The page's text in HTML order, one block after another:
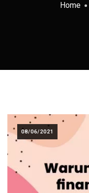
Home
08/06/2021